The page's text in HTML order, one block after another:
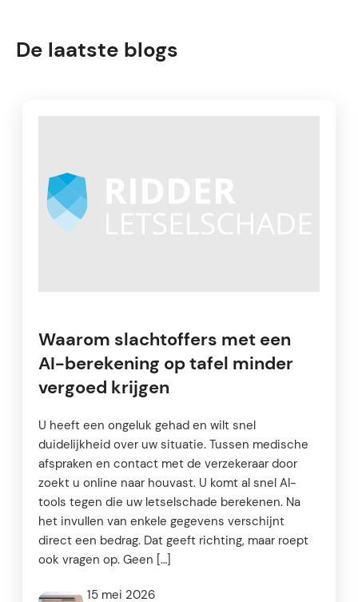
De laatste blogs
Waarom slachtoffers met een
AI-berekening op tafel minder
vergoed krijgen
U heeft een ongeluk gehad en wilt snel
duidelijkheid over uw situatie. Tussen medische
afspraken en contact met de verzekeraar door
zoekt u online naar houvast. U komt al snel AI-
tools tegen die uw letselschade berekenen. Na
het invullen van enkele gegevens verschijnt
direct een bedrag. Dat geeft richting, maar roept
ook vragen op. Geen […]
15 mei 2026